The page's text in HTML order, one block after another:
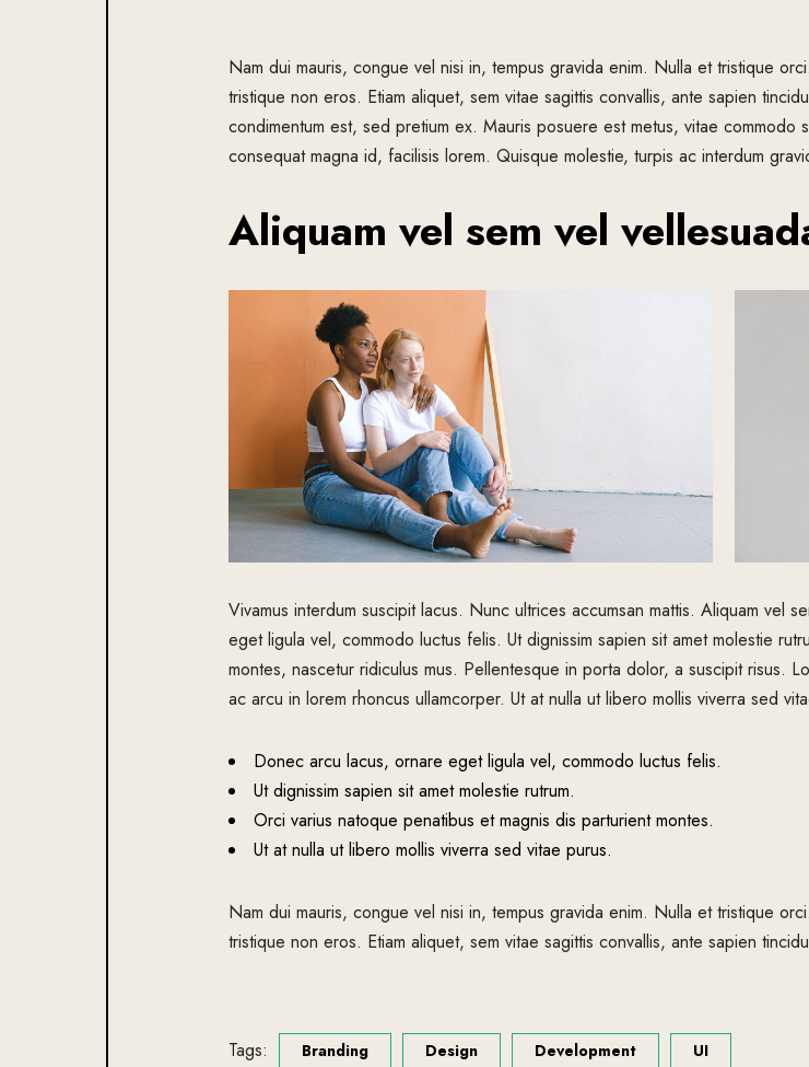
Nam dui mauris, congue vel nisi in, tempus gravida enim. Nulla et tristique
tristique non eros. Etiam aliquet, sem vitae sagittis convallis, ante sapien
condimentum est, sed pretium ex. Mauris posuere est metus, vitae commodo
consequat magna id, facilisis lorem. Quisque molestie, turpis ac interdum
Aliquam vel sem vel
Vivamus interdum suscipit lacus. Nunc ultrices accumsan mattis. Aliquam vel
eget ligula vel, commodo luctus felis. Ut dignissim sapien sit amet molestie
montes, nascetur ridiculus mus. Pellentesque in porta dolor, a suscipit risus.
ac arcu in lorem rhoncus ullamcorper. Ut at nulla ut libero mollis viverra sed
Donec arcu lacus, ornare eget ligula vel, commodo luctus felis.
Ut dignissim sapien sit amet molestie rutrum.
Orci varius natoque penatibus et magnis dis parturient montes.
Ut at nulla ut libero mollis viverra sed vitae purus.
Nam dui mauris, congue vel nisi in, tempus gravida enim. Nulla et tristique
tristique non eros. Etiam aliquet, sem vitae sagittis convallis, ante sapien
Tags: Branding Design Development UI